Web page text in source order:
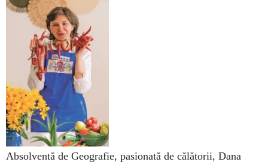
Absolventă de Geografie, pasionată de călătorii, Dana